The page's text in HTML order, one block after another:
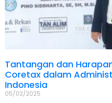
Tantangan dan
Coretax dalam
Indonesia
05/02/2025